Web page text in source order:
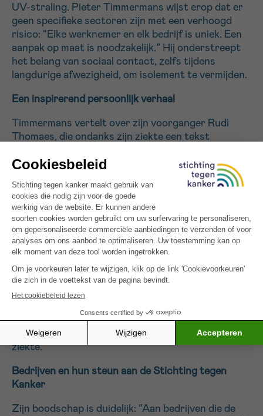
UV-straling. Pieter Timmermans wijst erop dat er
geen specifieke sectoren zijn met een verhoogd
risico: “Elke werknemer en elk bedrijf is uniek. Een
aanpak op maat is noodzakelijk.” Hij onderstreept
het belang van sociaal contact, zelfs tijdens
langdurige afwezigheid, om isolement te vermijden.
Een inspirerend persoonlijk verhaal
Timmermans vertelt over zijn voorganger Rudi
Thomaes, die ondanks zijn ziekte een tekst
dag telt. Hard werken is belangrijk, maar genieten
van het leven ook.” Dit verhaal toont hoe
persoonlijke inzet en zingeving hand in hand kunnen
gaan, zelfs tijdens ziekte.
Empathische begeleiding van zieke werknemers
“Maak de medische strijd van je werknemer niet
zwaarder door werk te verplichten,” waarschuwt
Timmermans. Hij pleit voor een individuele aanpak,
met aandacht voor
betekent oog hebben voor de volledige persoon:
zijn of haar talenten, noden en sociale relaties.
Alleen dan kan werk een steun zijn tijdens en na de
ziekte.
Bedrijven en hun steun aan de Stichting tegen
Kanker
Zijn boodschap is duidelijk: “Aan bedrijven die de